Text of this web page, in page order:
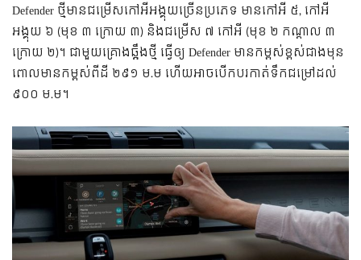
Defender ថ្មី​មាន​ជម្រើស​កៅអី​អង្គុយ​ច្រើន​ប្រភេទ មាន​កៅអី ៥, កៅអី​
អង្គុយ ៦ (មុខ ៣ ក្រោយ ៣) និង​ជម្រើស​ ៧ កៅអី (មុខ ២ កណ្ដាល ៣
ក្រោយ ២)។ ជា​មួយ​គ្រោង​ឆ្អឹង​ថ្មី ធ្វើ​ឲ្យ​ Defender មាន​កម្ពស់​ខ្ពស់​ជាង​មុន
ពោល​​មាន​កម្ពស់​ពី​ដី ២៩១ ម.ម ហើយ​អាច​បើកបរ​កាត់​ទឹក​ជម្រៅ​ដល់
៩០០ ម.ម។